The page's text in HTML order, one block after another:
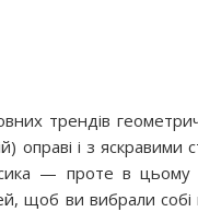
трендів
оправі і з
— проте в цьому
щоб ви вибрали собі